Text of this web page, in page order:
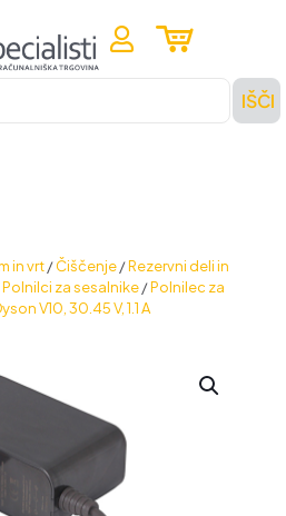
IŠČI
in vrt /Čiščenje /Rezervni deli in
Polnilci za sesalnike/Polnilec za
V10, 30.45 V, 1.1 A